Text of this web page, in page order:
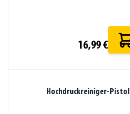
16,99 €
Hochdruckreiniger-